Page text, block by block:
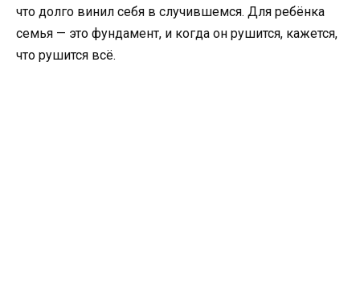
что долго винил себя в случившемся. Для ребёнка
семья — это фундамент, и когда он рушится, кажется,
что рушится всё.